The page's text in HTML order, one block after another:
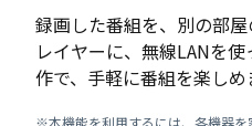
録画した番組を、別の部
レイヤーに、無線LANを
作で、手軽に番組を楽しめ
※本機能を利用するには、各機器